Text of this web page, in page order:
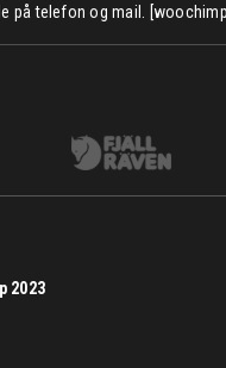
på telefon og mail.
2023